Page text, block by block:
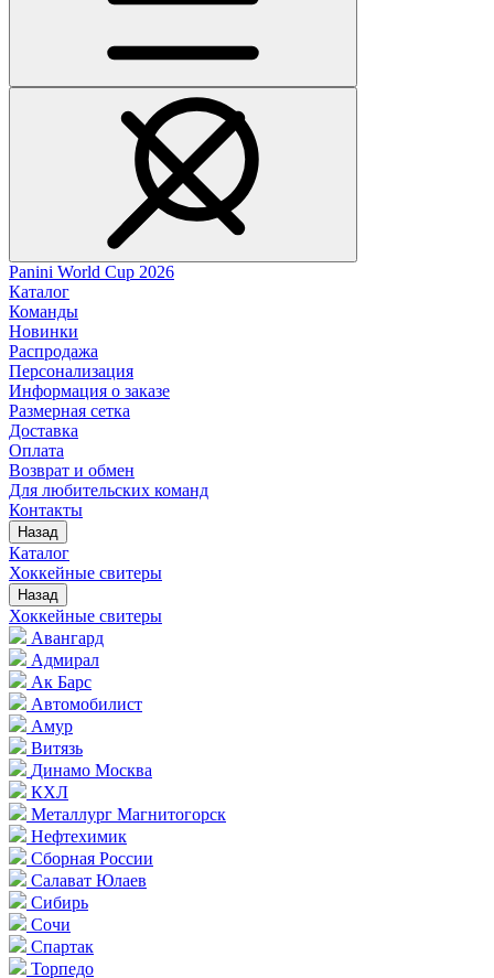
Panini World Cup 2026
Каталог
Команды
Новинки
Распродажа
Персонализация
Информация о заказе
Размерная сетка
Доставка
Оплата
Возврат и обмен
Для любительских команд
Контакты
Назад
Каталог
Хоккейные свитеры
Назад
Хоккейные свитеры
Авангард
Адмирал
Ак Барс
Автомобилист
Амур
Витязь
Динамо Москва
КХЛ
Металлург Магнитогорск
Нефтехимик
Сборная России
Салават Юлаев
Сибирь
Сочи
Спартак
Торпедо